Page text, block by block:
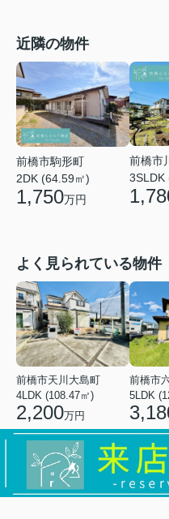
近隣の物件
前橋市駒形町
2DK (64.59㎡)
1,750万円
前橋市
3SLDK
よく見られている物件
前橋市天川大島町
4LDK (108.47㎡)
2,200万円
前橋市
5LDK